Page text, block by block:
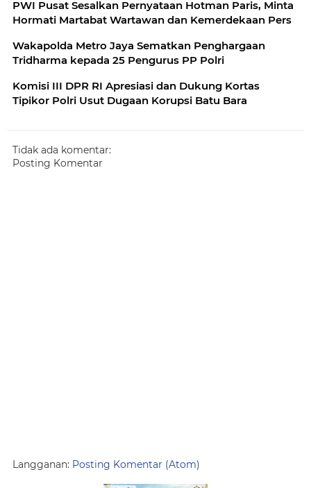
PWI Pusat Sesalkan Pernyataan Hotman Paris, Minta
Hormati Martabat Wartawan dan Kemerdekaan Pers
Wakapolda Metro Jaya Sematkan Penghargaan
Tridharma kepada 25 Pengurus PP Polri
Komisi III DPR RI Apresiasi dan Dukung Kortas
Tipikor Polri Usut Dugaan Korupsi Batu Bara
Tidak ada komentar:
Posting Komentar
Langganan: Posting Komentar (Atom)